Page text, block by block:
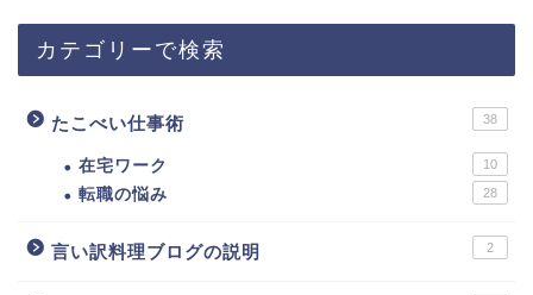
カテゴリーで検索
たこべい仕事術 38
在宅ワーク 10
転職の悩み 28
言い訳料理ブログの説明 2